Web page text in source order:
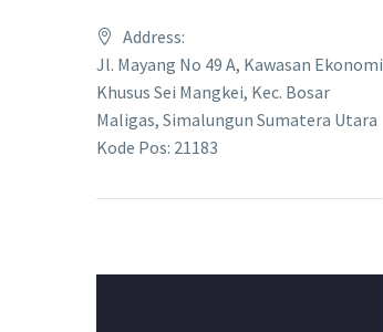
Address:
Jl. Mayang No 49 A, Kawasan Ekonomi
Khusus Sei Mangkei, Kec. Bosar
Maligas, Simalungun Sumatera Utara
Kode Pos: 21183